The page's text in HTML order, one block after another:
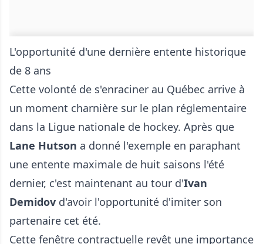
L'opportunité d'une dernière entente historique
de 8 ans
Cette volonté de s'enraciner au Québec arrive à
un moment charnière sur le plan réglementaire
dans la Ligue nationale de hockey. Après que
Lane Hutson a donné l'exemple en paraphant
une entente maximale de huit saisons l'été
dernier, c'est maintenant au tour d'Ivan
Demidov d'avoir l'opportunité d'imiter son
partenaire cet été.
Cette fenêtre contractuelle revêt une importance